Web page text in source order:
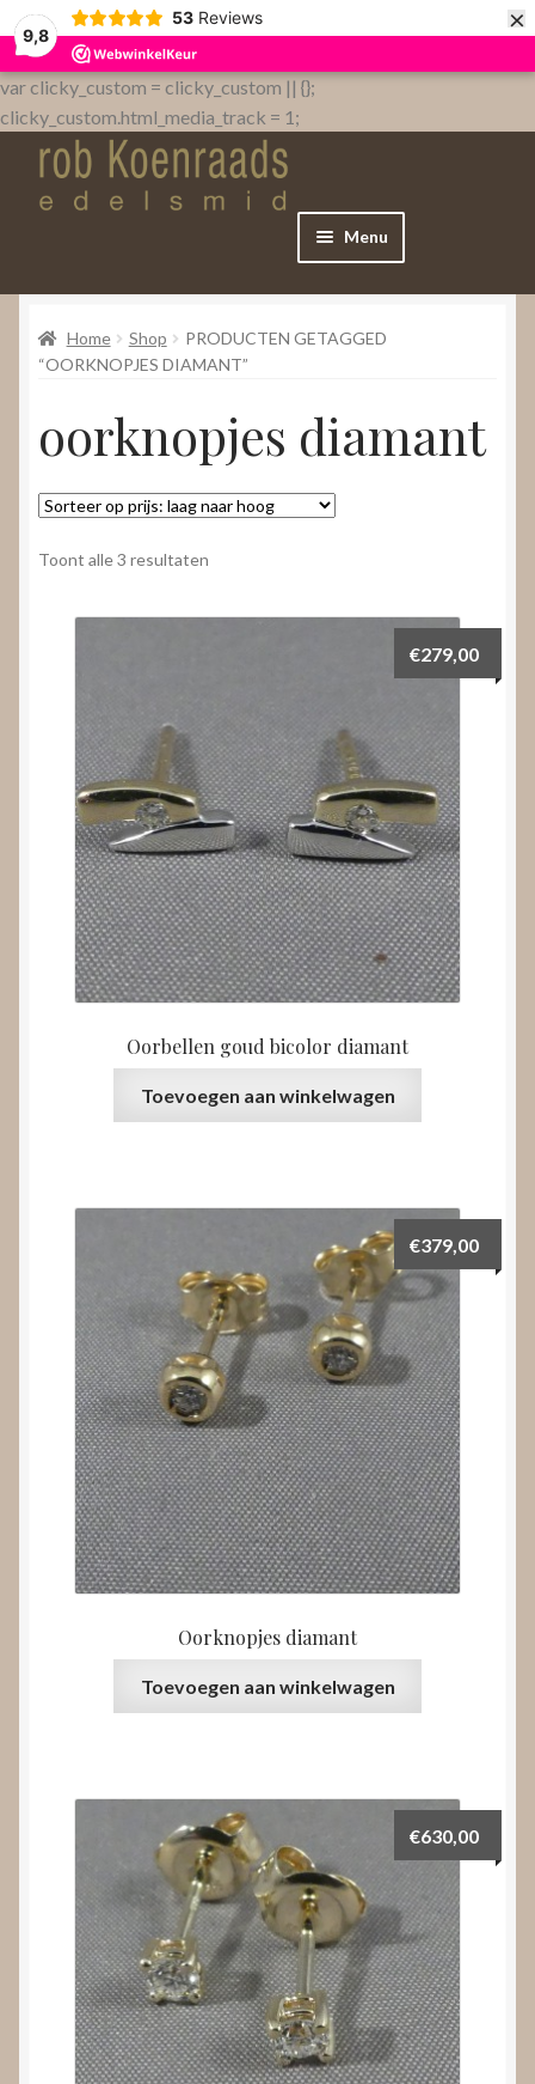
9,8
53 Reviews ×
var clicky_custom = clicky_custom || {};
clicky_custom.html_media_track = 1;
Menu
Home
WebShop
Nieuws
Video’s
uitvouwen
Home Shop
PRODUCTEN GETAGGED
“OORKNOPJES DIAMANT”
oorknopjes diamant
Toont alle 3 resultaten
Oorbellen goud bicolor diamant
€279,00
Toevoegen aan winkelwagen
Oorknopjes diamant
€379,00
Toevoegen aan winkelwagen
€630,00